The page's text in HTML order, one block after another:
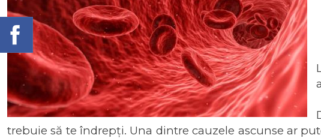
trebuie să te îndrepți. Una dintre cauzele ascunse ar